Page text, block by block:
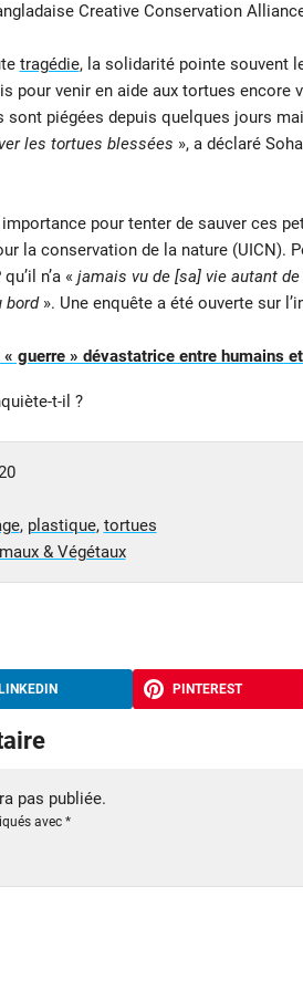
Creative Conservation
tragédie, la solidarité pointe souvent
pour venir en aide aux tortues
piégées depuis quelques jours
les tortues blessées », a déclaré
pour tenter de sauver ces
la conservation de la nature (UICN).
n’a « jamais vu de [sa] vie autant
bord ». Une enquête a été ouverte sur
« guerre » dévastatrice entre humains
t-il ?
, plastique, tortues
& Végétaux
LINKEDIN PINTEREST
pas publiée.
avec *